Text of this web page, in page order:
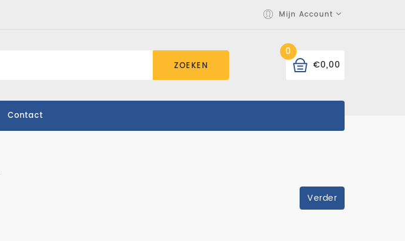
Mijn Account
ZOEKEN
0
€0,00
Contact
Verder